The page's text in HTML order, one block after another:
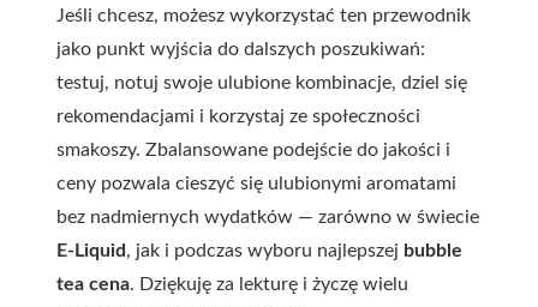
Jeśli chcesz, możesz wykorzystać ten przewodnik
jako punkt wyjścia do dalszych poszukiwań:
testuj, notuj swoje ulubione kombinacje, dziel się
rekomendacjami i korzystaj ze społeczności
smakoszy. Zbalansowane podejście do jakości i
ceny pozwala cieszyć się ulubionymi aromatami
bez nadmiernych wydatków — zarówno w świecie
E-Liquid, jak i podczas wyboru najlepszej bubble
tea cena. Dziękuję za lekturę i życzę wielu